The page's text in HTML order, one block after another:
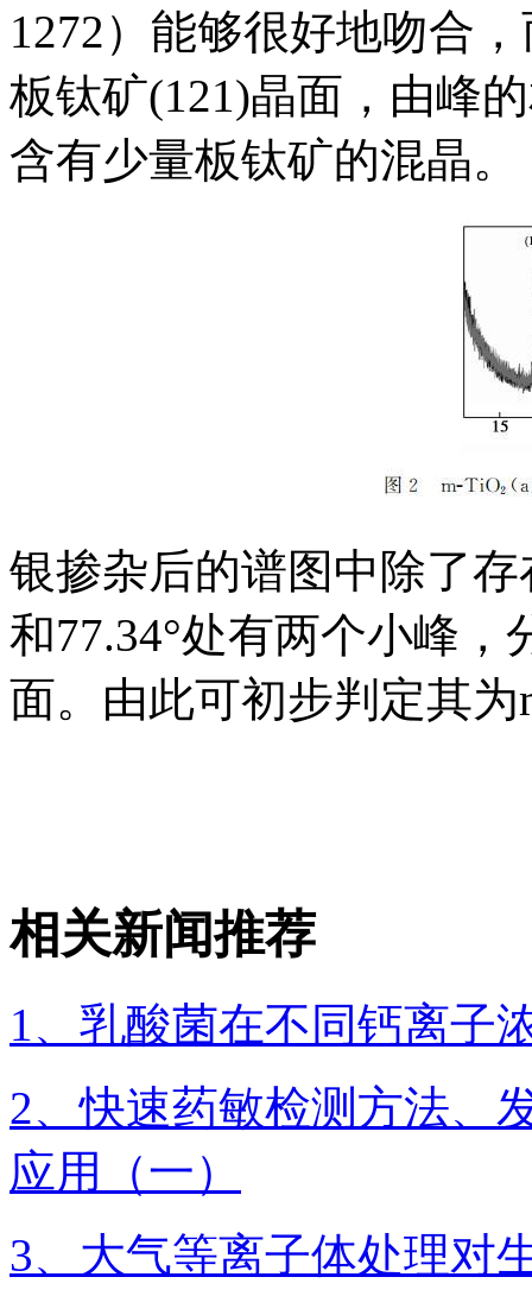
1272）能够很好地吻合
板钛矿(121)晶面，由峰
含有少量板钛矿的混晶。
银掺杂后的谱图中除了存
和77.34°处有两个小峰，
面。由此可初步判定其为
相关新闻推荐
1、乳酸菌在不同钙离子
2、快速药敏检测方法、
应用（一）
3、大气等离子体处理对